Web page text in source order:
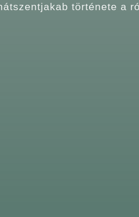
története a